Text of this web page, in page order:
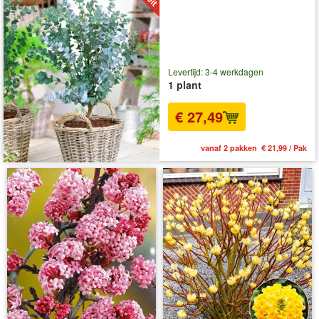
Levertijd: 3-4 werkdagen
1 plant
€ 27,49
vanaf 2 pakken € 21,99 / Pak